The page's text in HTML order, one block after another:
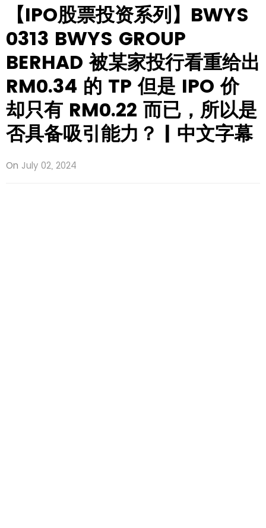
【IPO股票投资系列】BWYS
0313 BWYS GROUP
BERHAD 被某家投行看重给出
RM0.34 的 TP 但是 IPO 价
却只有 RM0.22 而已，所以是
否具备吸引能力？ | 中文字幕
On July 02, 2024